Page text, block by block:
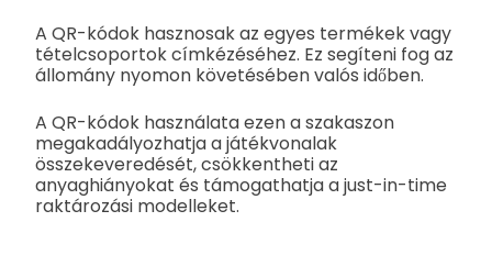
A QR-kódok hasznosak az egyes termékek vagy
tételcsoportok címkézéséhez. Ez segíteni fog az
állomány nyomon követésében valós időben.
A QR-kódok használata ezen a szakaszon
megakadályozhatja a játékvonalak
összekeveredését, csökkentheti az
anyaghiányokat és támogathatja a just-in-time
raktározási modelleket.